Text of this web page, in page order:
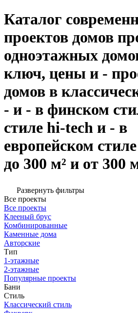
Каталог
проектов домов
одноэтажных
ключ, цены и -
домов в
- и - в финском
стиле hi-tech и - в
европейском
до 300 м² и от 300
Развернуть фильтры
Все проекты
Все проекты
Клееный брус
Комбинированные
Каменные дома
Авторские
Тип
1-этажные
2-этажные
Популярные проекты
Бани
Стиль
Классический стиль